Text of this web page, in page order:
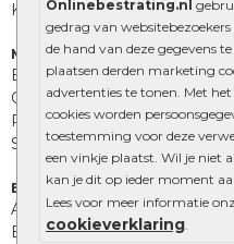
Onlinebestrating.nl
gedrag van
de hand van deze gegevens
plaatsen derden marketing
advertenties te tonen. Met
cookies worden
toestemming voor deze
een vinkje plaatst. Wil je niet
kan je dit op ieder moment
Lees voor meer informatie
cookieverklaring.
Kingstones
Muurelementen
Betonbielzen
Opsluitbanden
Palissades
Stapelblokken
Extra benodigdheden
Afwatering en diversen
Beplantings en